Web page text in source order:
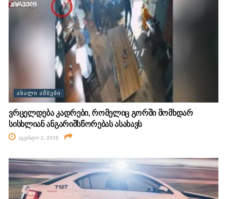
ᲐᲮᲐᲚᲘ ᲐᲛᲑᲔᲑᲘ
ვრცელდება კადრები, რომელიც გორში მომხდარ
სისხლიან ანგარიშსწორებას ასახავს
აგვისტო 2, 2026